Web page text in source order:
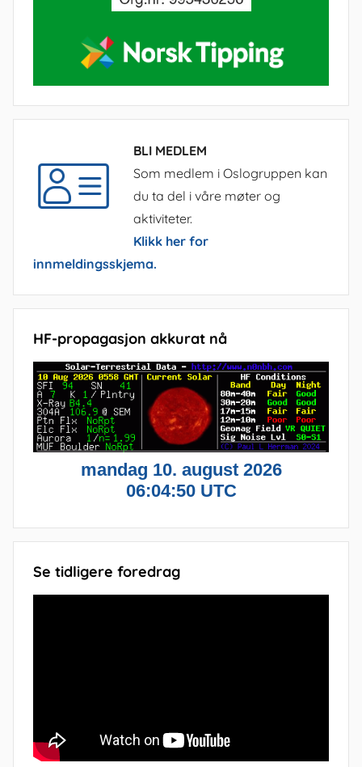
BLI MEDLEM
Som medlem i Oslogruppen kan
du ta del i våre møter og
aktiviteter.
Klikk her for
innmeldingsskjema.
HF-propagasjon akkurat nå
Se tidligere foredrag